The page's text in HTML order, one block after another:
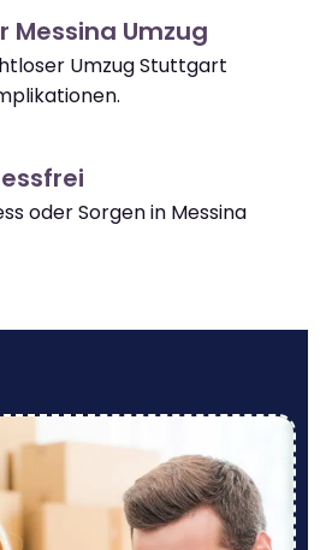
Messina Umzug
Umzug Stuttgart
oder Sorgen in Messina